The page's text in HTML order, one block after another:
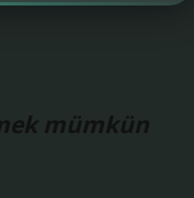
mümkün